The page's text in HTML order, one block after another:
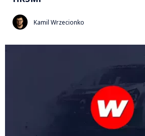
Kamil Wrzecionko